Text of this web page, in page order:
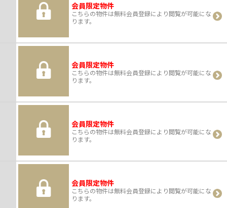
会員限定物件
こちらの物件は無料会員登録により閲覧が可能にな
ります。
会員限定物件
こちらの物件は無料会員登録により閲覧が可能にな
ります。
会員限定物件
こちらの物件は無料会員登録により閲覧が可能にな
ります。
会員限定物件
こちらの物件は無料会員登録により閲覧が可能にな
ります。